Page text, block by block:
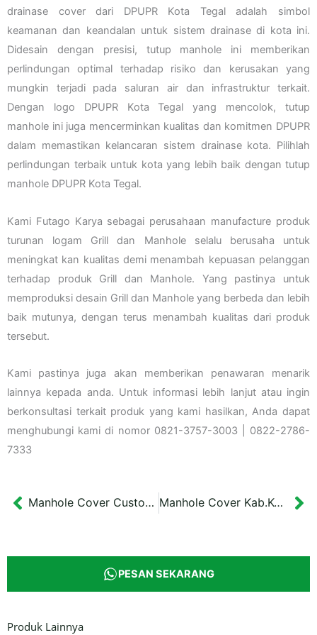
drainase cover dari DPUPR Kota Tegal adalah simbol
keamanan dan keandalan untuk sistem drainase di kota ini.
Didesain dengan presisi, tutup manhole ini memberikan
perlindungan optimal terhadap risiko dan kerusakan yang
mungkin terjadi pada saluran air dan infrastruktur terkait.
Dengan logo DPUPR Kota Tegal yang mencolok, tutup
manhole ini juga mencerminkan kualitas dan komitmen DPUPR
dalam memastikan kelancaran sistem drainase kota. Pilihlah
perlindungan terbaik untuk kota yang lebih baik dengan tutup
manhole DPUPR Kota Tegal.
Kami Futago Karya sebagai perusahaan manufacture produk
turunan logam Grill dan Manhole selalu berusaha untuk
meningkat kan kualitas demi menambah kepuasan pelanggan
terhadap produk Grill dan Manhole. Yang pastinya untuk
memproduksi desain Grill dan Manhole yang berbeda dan lebih
baik mutunya, dengan terus menambah kualitas dari produk
tersebut.
Kami pastinya juga akan memberikan penawaran menarik
lainnya kepada anda. Untuk informasi lebih lanjut atau ingin
berkonsultasi terkait produk yang kami hasilkan, Anda dapat
menghubungi kami di nomor 0821-3757-3003 | 0822-2786-
7333
Prev Manhole Cover Custom Kali Tebu Manhole Cover Kab.Kebumen
PESAN SEKARANG
Produk Lainnya